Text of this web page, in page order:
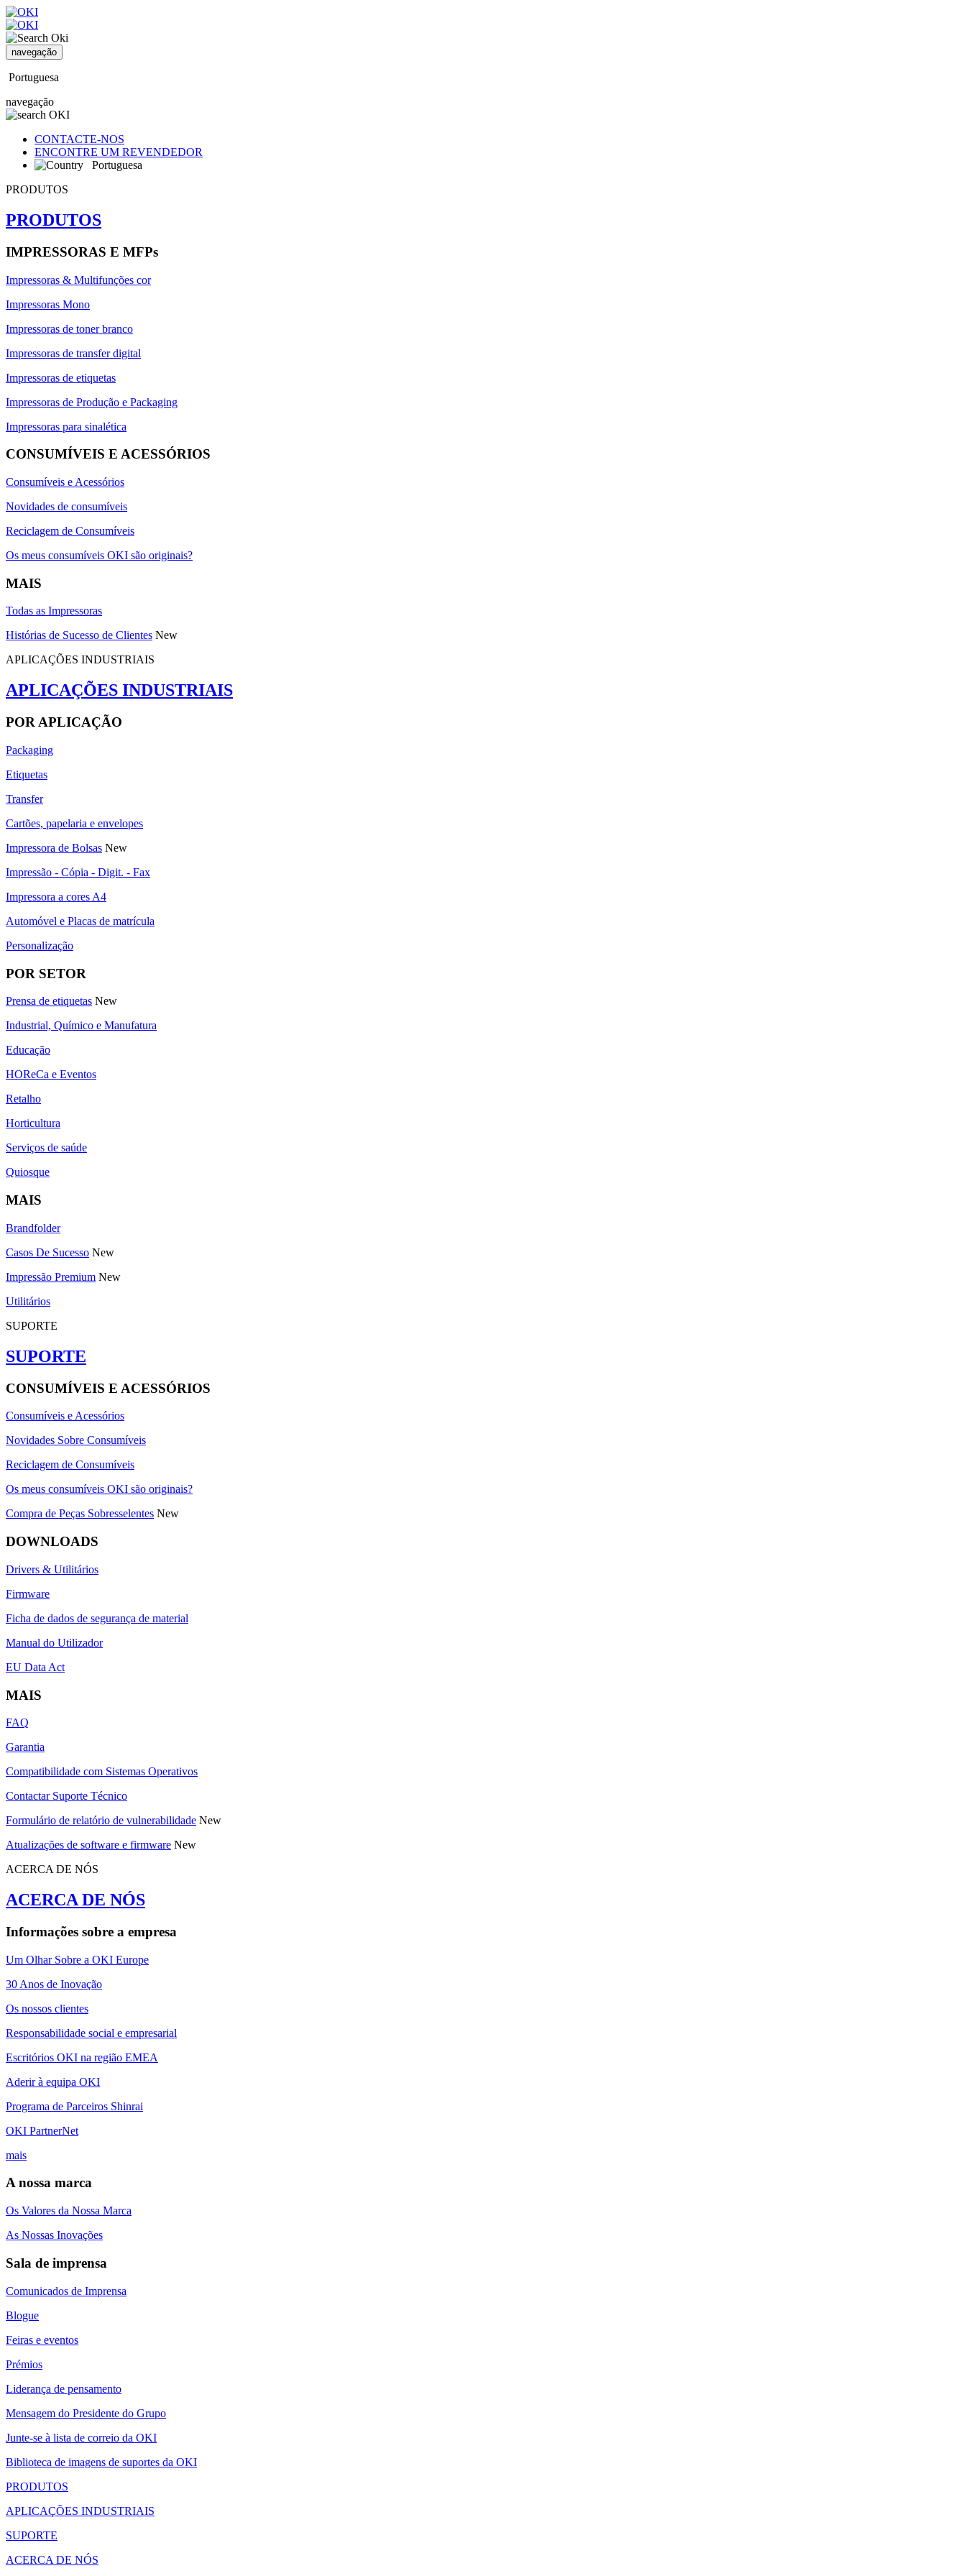
navegação
Portuguesa
navegação
CONTACTE-NOS
ENCONTRE UM REVENDEDOR
Portuguesa
PRODUTOS
PRODUTOS
IMPRESSORAS E MFPs
Impressoras & Multifunções cor
Impressoras Mono
Impressoras de toner branco
Impressoras de transfer digital
Impressoras de etiquetas
Impressoras de Produção e Packaging
Impressoras para sinalética
CONSUMÍVEIS E ACESSÓRIOS
Consumíveis e Acessórios
Novidades de consumíveis
Reciclagem de Consumíveis
Os meus consumíveis OKI são originais?
MAIS
Todas as Impressoras
Histórias de Sucesso de Clientes New
APLICAÇÕES INDUSTRIAIS
APLICAÇÕES INDUSTRIAIS
POR APLICAÇÃO
Packaging
Etiquetas
Transfer
Cartões, papelaria e envelopes
Impressora de Bolsas New
Impressão - Cópia - Digit. - Fax
Impressora a cores A4
Automóvel e Placas de matrícula
Personalização
POR SETOR
Prensa de etiquetas New
Industrial, Químico e Manufatura
Educação
HOReCa e Eventos
Retalho
Horticultura
Serviços de saúde
Quiosque
MAIS
Brandfolder
Casos De Sucesso New
Impressão Premium New
Utilitários
SUPORTE
SUPORTE
CONSUMÍVEIS E ACESSÓRIOS
Consumíveis e Acessórios
Novidades Sobre Consumíveis
Reciclagem de Consumíveis
Os meus consumíveis OKI são originais?
Compra de Peças Sobresselentes New
DOWNLOADS
Drivers & Utilitários
Firmware
Ficha de dados de segurança de material
Manual do Utilizador
EU Data Act
MAIS
FAQ
Garantia
Compatibilidade com Sistemas Operativos
Contactar Suporte Técnico
Formulário de relatório de vulnerabilidade New
Atualizações de software e firmware New
ACERCA DE NÓS
ACERCA DE NÓS
Informações sobre a empresa
Um Olhar Sobre a OKI Europe
30 Anos de Inovação
Os nossos clientes
Responsabilidade social e empresarial
Escritórios OKI na região EMEA
Aderir à equipa OKI
Programa de Parceiros Shinrai
OKI PartnerNet
mais
A nossa marca
Os Valores da Nossa Marca
As Nossas Inovações
Sala de imprensa
Comunicados de Imprensa
Blogue
Feiras e eventos
Prémios
Liderança de pensamento
Mensagem do Presidente do Grupo
Junte-se à lista de correio da OKI
Biblioteca de imagens de suportes da OKI
PRODUTOS
APLICAÇÕES INDUSTRIAIS
SUPORTE
ACERCA DE NÓS